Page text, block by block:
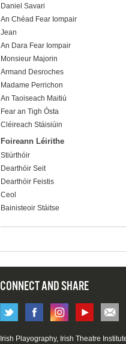
Daniel Savari
An Chéad Fear Iompair
Jean
An Dara Fear Iompair
Monsieur Majorin
Armand Desroches
Madame Perrichon
An Taoiseach Maitiú
Fear an Tigh Ósta
Cléireach Stáisiúin
Foireann Léirithe
Stiúrthóir
Dearthóir Seit
Dearthóir Feistis
Ceol
Bainisteoir Stáitse
CONNECT AND SHARE
Irish Playography, Irish Theatre